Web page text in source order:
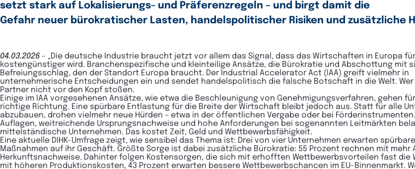
setzt stark auf Lokalisierungs- und Präferenzregeln – und birgt damit die
Gefahr neuer bürokratischer Lasten, handelspolitischer Risiken und zusätzliche
04.03.2026 - „Die deutsche Industrie braucht jetzt vor allem das Signal, dass das Wirtschaften in Europa
kostengünstiger wird. Branchenspezifische und kleinteilige Ansätze, die Bürokratie und Abschottung mit
Befreiungsschlag, den der Standort Europa braucht. Der Industrial Accelerator Act (IAA) greift vielmehr in
unternehmerische Entscheidungen ein und sendet handelspolitisch die falsche Botschaft in die Welt.
Partner nicht vor den Kopf stoßen.
Einige im IAA vorgesehenen Ansätze, wie etwa die Beschleunigung von Genehmigungsverfahren, gehen
richtige Richtung. Eine spürbare Entlastung für die Breite der Wirtschaft bleibt jedoch aus. Statt für alle
abzubauen, drohen vielmehr neue Hürden – etwa in der öffentlichen Vergabe oder bei
Auflagen, weitreichende Ursprungsnachweise und hohe Anforderungen bei sogenannten Leitmärkten
mittelständische Unternehmen. Das kostet Zeit, Geld und Wettbewerbsfähigkeit.
Eine aktuelle DIHK-Umfrage zeigt, wie sensibel das Thema ist: Drei von vier Unternehmen erwarten
Maßnahmen auf ihr Geschäft. Größte Sorge ist dabei zusätzliche Bürokratie: 55 Prozent rechnen mit mehr
Herkunftsnachweise. Dahinter folgen Kostensorgen, die sich mit erhofften Wettbewerbsvorteilen fast die
mit höheren Produktionskosten, 43 Prozent erwarten bessere Wettbewerbschancen im EU-Binnenmarkt.